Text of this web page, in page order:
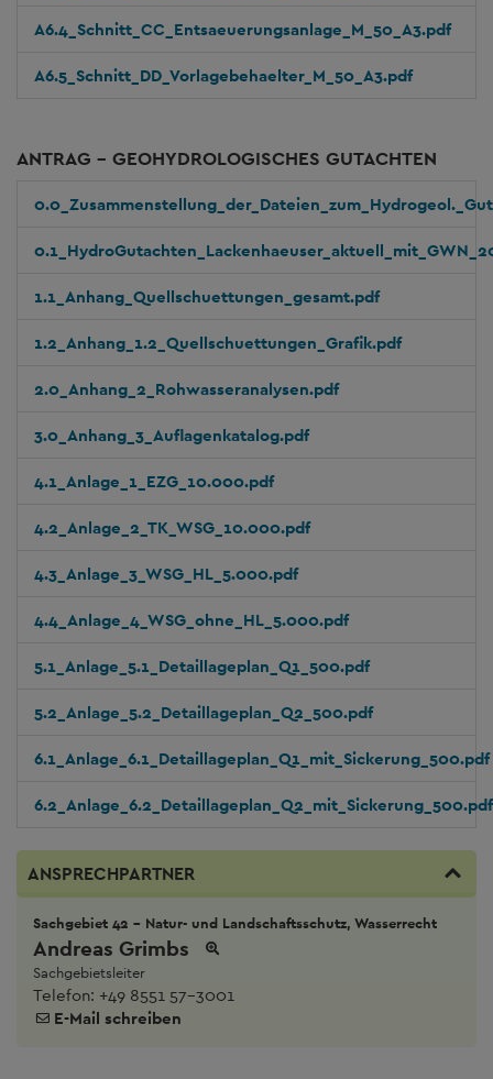
A6.4_Schnitt_CC_Entsaeuerungsanlage_M_50_A3.pdf
A6.5_Schnitt_DD_Vorlagebehaelter_M_50_A3.pdf
ANTRAG - GEOHYDROLOGISCHES GUTACHTEN
1.1_Anhang_Quellschuettungen_gesamt.pdf
1.2_Anhang_1.2_Quellschuettungen_Grafik.pdf
2.0_Anhang_2_Rohwasseranalysen.pdf
3.0_Anhang_3_Auflagenkatalog.pdf
4.1_Anlage_1_EZG_10.000.pdf
4.2_Anlage_2_TK_WSG_10.000.pdf
4.3_Anlage_3_WSG_HL_5.000.pdf
4.4_Anlage_4_WSG_ohne_HL_5.000.pdf
5.1_Anlage_5.1_Detaillageplan_Q1_500.pdf
5.2_Anlage_5.2_Detaillageplan_Q2_500.pdf
6.1_Anlage_6.1_Detaillageplan_Q1_mit_Sickerung_500.pdf
6.2_Anlage_6.2_Detaillageplan_Q2_mit_Sickerung_500.pdf
ANSPRECHPARTNER
Sachgebiet 42 - Natur- und Landschaftsschutz, Wasserrecht
Andreas Grimbs
Sachgebietsleiter
Telefon: +49 8551 57-3001
E-Mail schreiben